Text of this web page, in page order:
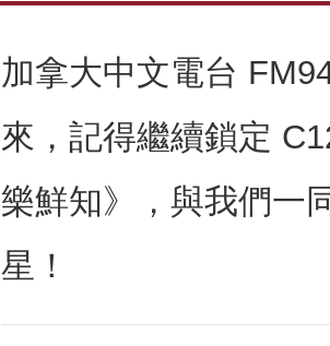
加拿大中文電台
來，記得繼續鎖定
樂鮮知》，與我們一
星！